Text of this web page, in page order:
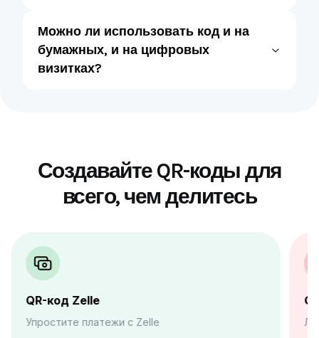
Можно ли использовать код и на
бумажных, и на цифровых
визитках?
Создавайте QR-коды для
всего, чем делитесь
QR-код Zelle
Упростите платежи с Zelle